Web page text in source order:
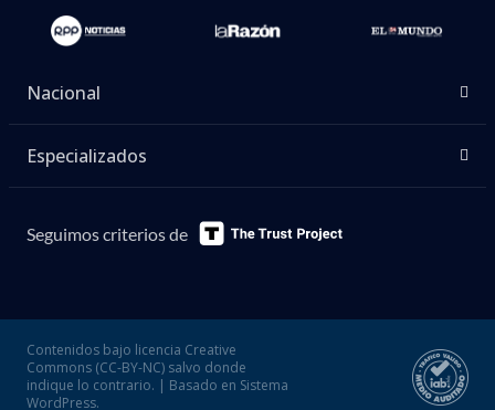
Nacional
Especializados
Seguimos criterios de
Contenidos bajo licencia Creative
Commons (CC-BY-NC) salvo donde
indique lo contrario. | Basado en Sistema
WordPress.